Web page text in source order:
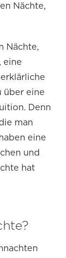
Nächte,
Nächte,
eine
über eine
Denn
man
eine
und
hat